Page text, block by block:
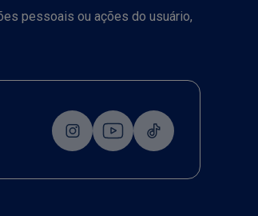
pessoais ou ações do usuário,